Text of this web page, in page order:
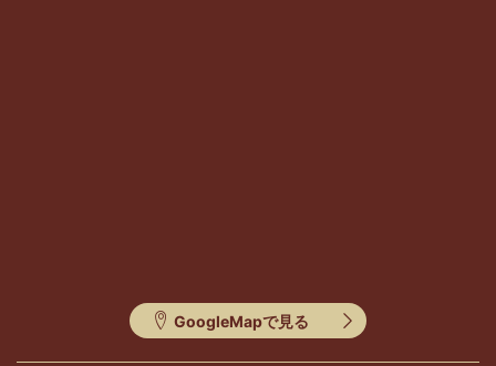
GoogleMapで見る